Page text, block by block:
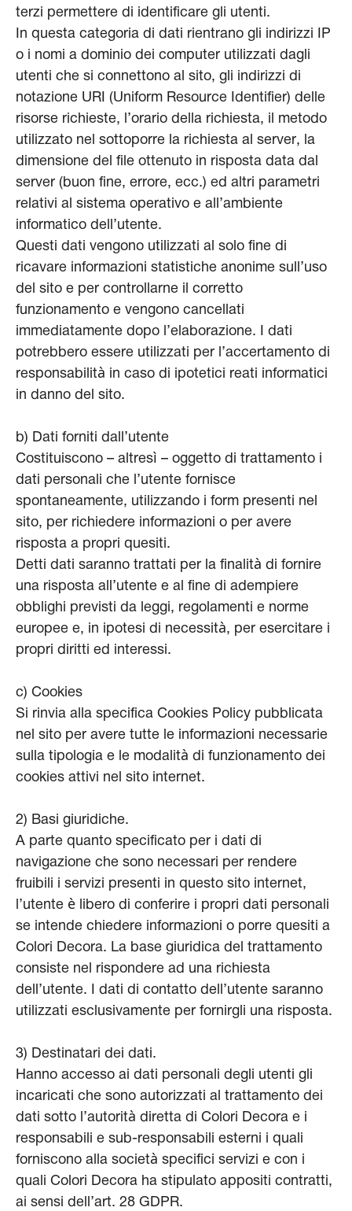
terzi permettere di identificare gli utenti.
In questa categoria di dati rientrano gli indirizzi IP
o i nomi a dominio dei computer utilizzati dagli
utenti che si connettono al sito, gli indirizzi di
notazione URI (Uniform Resource Identifier) delle
risorse richieste, l’orario della richiesta, il metodo
utilizzato nel sottoporre la richiesta al server, la
dimensione del file ottenuto in risposta data dal
server (buon fine, errore, ecc.) ed altri parametri
relativi al sistema operativo e all’ambiente
informatico dell’utente.
Questi dati vengono utilizzati al solo fine di
ricavare informazioni statistiche anonime sull’uso
del sito e per controllarne il corretto
funzionamento e vengono cancellati
immediatamente dopo l’elaborazione. I dati
potrebbero essere utilizzati per l’accertamento di
responsabilità in caso di ipotetici reati informatici
in danno del sito.
b) Dati forniti dall’utente
Costituiscono – altresì – oggetto di trattamento i
dati personali che l’utente fornisce
spontaneamente, utilizzando i form presenti nel
sito, per richiedere informazioni o per avere
risposta a propri quesiti.
Detti dati saranno trattati per la finalità di fornire
una risposta all’utente e al fine di adempiere
obblighi previsti da leggi, regolamenti e norme
europee e, in ipotesi di necessità, per esercitare i
propri diritti ed interessi.
c) Cookies
Si rinvia alla specifica Cookies Policy pubblicata
nel sito per avere tutte le informazioni necessarie
sulla tipologia e le modalità di funzionamento dei
cookies attivi nel sito internet.
2) Basi giuridiche.
A parte quanto specificato per i dati di
navigazione che sono necessari per rendere
fruibili i servizi presenti in questo sito internet,
l’utente è libero di conferire i propri dati personali
se intende chiedere informazioni o porre quesiti a
Colori Decora. La base giuridica del trattamento
consiste nel rispondere ad una richiesta
dell’utente. I dati di contatto dell’utente saranno
utilizzati esclusivamente per fornirgli una risposta.
3) Destinatari dei dati.
Hanno accesso ai dati personali degli utenti gli
incaricati che sono autorizzati al trattamento dei
dati sotto l’autorità diretta di Colori Decora e i
responsabili e sub-responsabili esterni i quali
forniscono alla società specifici servizi e con i
quali Colori Decora ha stipulato appositi contratti,
ai sensi dell’art. 28 GDPR.